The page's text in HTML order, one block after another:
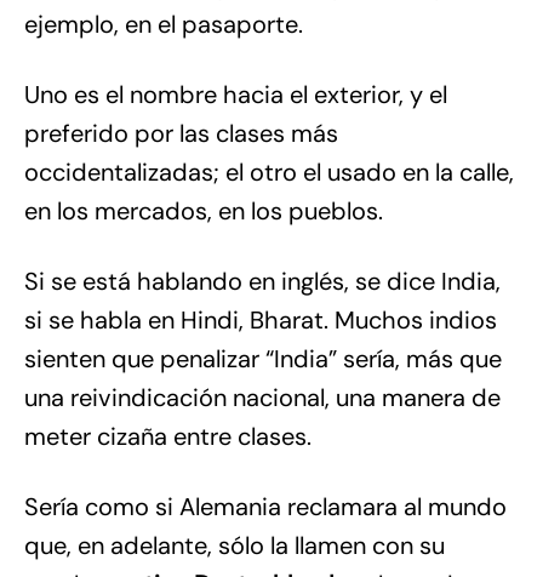
ejemplo, en el pasaporte.
Uno es el nombre hacia el exterior, y el
preferido por las clases más
occidentalizadas; el otro el usado en la calle,
en los mercados, en los pueblos.
Si se está hablando en inglés, se dice India,
si se habla en Hindi, Bharat. Muchos indios
sienten que penalizar “India” sería, más que
una reivindicación nacional, una manera de
meter cizaña entre clases.
Sería como si Alemania reclamara al mundo
que, en adelante, sólo la llamen con su